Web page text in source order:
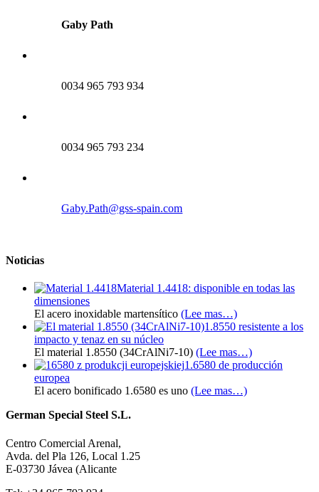
Gaby Path
0034 965 793 934
0034 965 793 234
Gaby.Path@gss-spain.com
Noticias
Material 1.4418: disponible en todas las
dimensiones
El acero inoxidable martensítico (Lee mas…)
1.8550 resistente a los
impacto y tenaz en su núcleo
El material 1.8550 (34CrAlNi7-10) (Lee mas…)
1.6580 de producción
europea
El acero bonificado 1.6580 es uno (Lee mas…)
German Special Steel S.L.
Centro Comercial Arenal,
Avda. del Pla 126, Local 1.25
E-03730 Jávea (Alicante